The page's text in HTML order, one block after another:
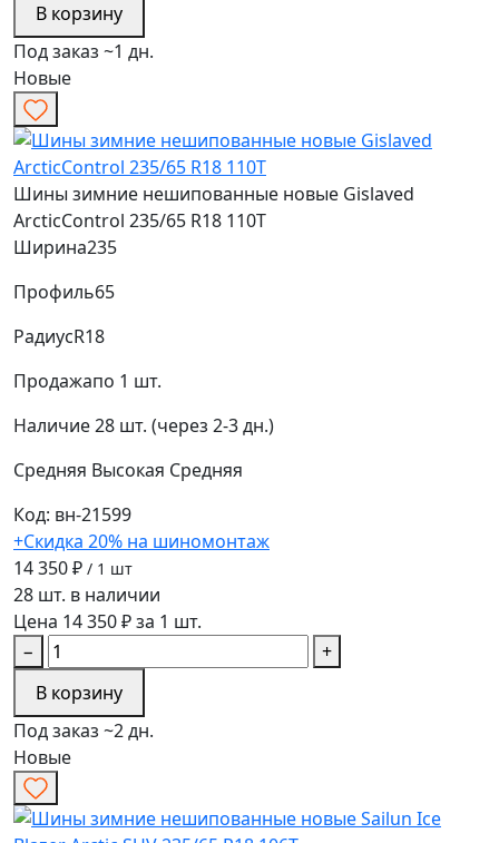
В корзину
Под заказ ~1 дн.
Новые
Шины зимние нешипованные новые Gislaved
ArcticControl 235/65 R18 110T
Ширина235
Профиль65
РадиусR18
Продажапо 1 шт.
Наличие28 шт. (через 2-3 дн.)
Средняя Высокая Средняя
Код: вн-21599
+Скидка 20% на шиномонтаж
14 350 ₽ / 1 шт
28 шт. в наличии
Цена 14 350 ₽ за 1 шт.
−
+
В корзину
Под заказ ~2 дн.
Новые